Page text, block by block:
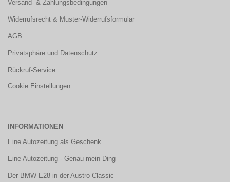
Versand- & Zahlungsbedingungen
Widerrufsrecht & Muster-Widerrufsformular
AGB
Privatsphäre und Datenschutz
Rückruf-Service
Cookie Einstellungen
INFORMATIONEN
Eine Autozeitung als Geschenk
Eine Autozeitung - Genau mein Ding
Der BMW E28 in der Austro Classic